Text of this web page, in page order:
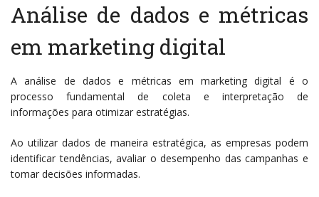
Análise de dados e métricas
em marketing digital
A análise de dados e métricas em marketing digital é o
processo fundamental de coleta e interpretação de
informações para otimizar estratégias.
Ao utilizar dados de maneira estratégica, as empresas podem
identificar tendências, avaliar o desempenho das campanhas e
tomar decisões informadas.